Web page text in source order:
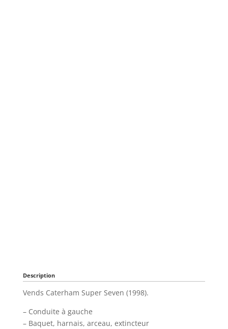
Description
Vends Caterham Super Seven (1998).
– Conduite à gauche
– Baquet, harnais, arceau, extincteur